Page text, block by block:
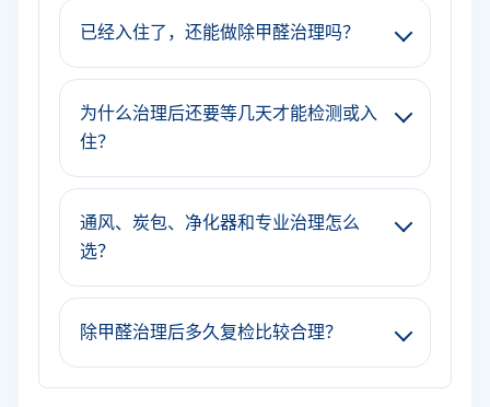
已经入住了，还能做除甲醛治理吗？
为什么治理后还要等几天才能检测或入
住？
通风、炭包、净化器和专业治理怎么
选？
除甲醛治理后多久复检比较合理？